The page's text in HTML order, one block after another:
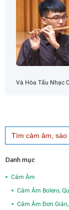
Và Hòa Tấu Nhạc
Search
for:
Danh mục
Cảm Âm
Cảm Âm Bolero,
Cảm Âm Đơn